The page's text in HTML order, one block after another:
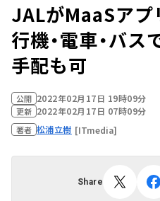
JALがMaaSア
行機・電車・バス
手配も可
公開 2022年02月17日 19時09分
更新 2022年02月17日 07時09分
著者 松浦立樹 [ITmedia]
Share